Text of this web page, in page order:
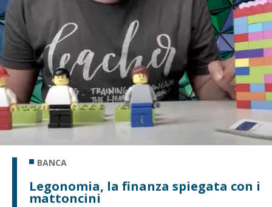
BANCA
Legonomia, la finanza spiegata con i
mattoncini